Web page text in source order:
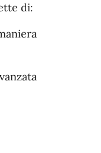
di: